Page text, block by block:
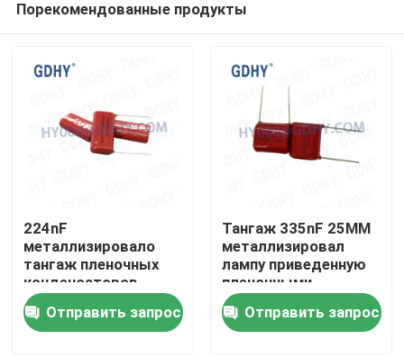
Дом
Продукты
Порекомендованные продукты
224nF
металлизировало
тангаж пленочных
конденсаторов
630VDC 15MM
Отправить запрос
Тангаж 335nF 25MM
металлизировал
лампу приведенную
пленочными
конденсаторами
250VDC
Отправить запрос